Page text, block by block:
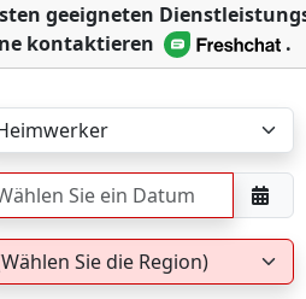
geeigneten
kontaktieren
.